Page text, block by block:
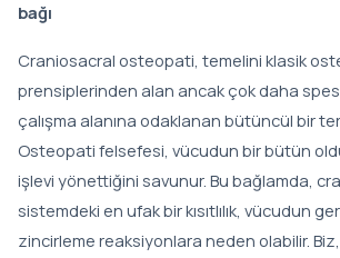
bağı
Craniosacral osteopati, temelini klasik
prensiplerinden alan ancak çok daha
çalışma alanına odaklanan bütüncül bir
Osteopati felsefesi, vücudun bir bütün
işlevi yönettiğini savunur. Bu bağlamda,
sistemdeki en ufak bir kısıtlılık, vücudun
zincirleme reaksiyonlara neden olabilir.